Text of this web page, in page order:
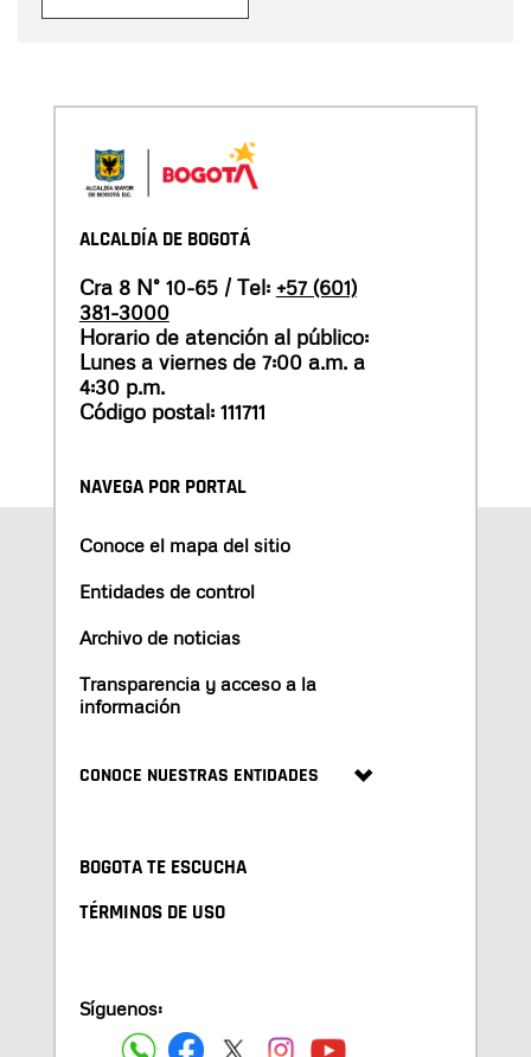
ALCALDÍA DE BOGOTÁ
Cra 8 N° 10-65 / Tel: +57 (601)
381-3000
Horario de atención al público:
Lunes a viernes de 7:00 a.m. a
4:30 p.m.
Código postal: 111711
NAVEGA POR PORTAL
Conoce el mapa del sitio
Entidades de control
Archivo de noticias
Transparencia y acceso a la
información
CONOCE NUESTRAS ENTIDADES
BOGOTA TE ESCUCHA
TÉRMINOS DE USO
Síguenos: